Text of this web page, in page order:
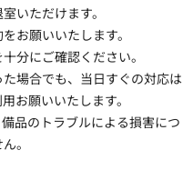
いただけます。
お願いいたします。
分にご確認ください。
場合でも、当日すぐの対応は
お願いいたします。
品のトラブルによる損害につ
。